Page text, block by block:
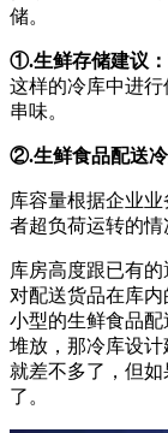
储。
①.生鲜存储建议：
这样的冷库中进
串味。
②.生鲜食品配送冷
库容量根据企业
者超负荷运转的情
库房高度跟已有
对配送货品在库
小型的生鲜食品
堆放，那冷库设
就差不多了，但
了。